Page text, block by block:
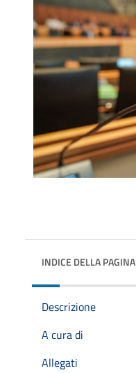
INDICE DELLA PAGINA
Descrizione
A cura di
Allegati